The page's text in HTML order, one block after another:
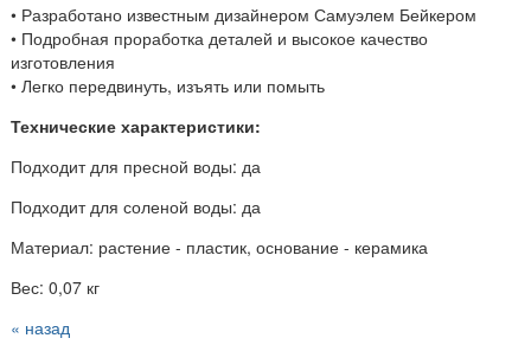
• Разработано известным дизайнером Самуэлем Бейкером
• Подробная проработка деталей и высокое качество
изготовления
• Легко передвинуть, изъять или помыть
Технические характеристики:
Подходит для пресной воды: да
Подходит для соленой воды: да
Материал: растение - пластик, основание - керамика
Вес: 0,07 кг
« назад